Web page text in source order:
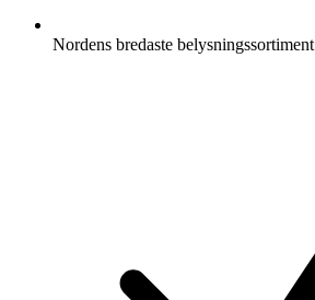
Nordens bredaste belysningssortiment